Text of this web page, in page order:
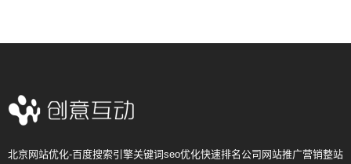
北京网站优化-百度搜索引擎关键词seo优化快速排名公司网站推广营销整站